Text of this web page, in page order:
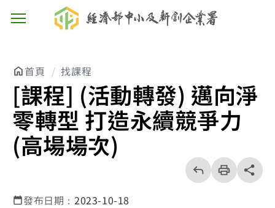
主選單按鈕
首頁 找課程
[課程] (活動轉發) 邁向淨
零轉型 打造永續競爭力
(高場場次) 回
上
一
頁
列
印
share分享
發布日期： 2023-10-18